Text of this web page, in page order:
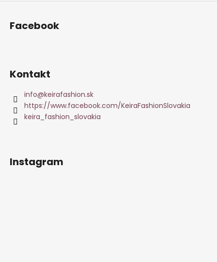
Facebook
Kontakt
info@keirafashion.sk
https://www.facebook.com/KeiraFashionSlovakia
keira_fashion_slovakia
Instagram